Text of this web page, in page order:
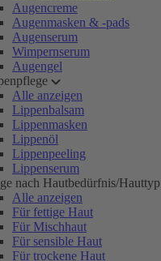
Augencreme
Augenmasken & -pads
Augenserum
Wimpernserum
Augengel
Alle anzeigen
Lippenbalsam
Lippenmasken
Lippenöl
Lippenpeeling
Lippenserum
nach Hautbedürfnis/Hauttyp
Alle anzeigen
Für fettige Haut
Für Mischhaut
Für sensible Haut
Für trockene Haut